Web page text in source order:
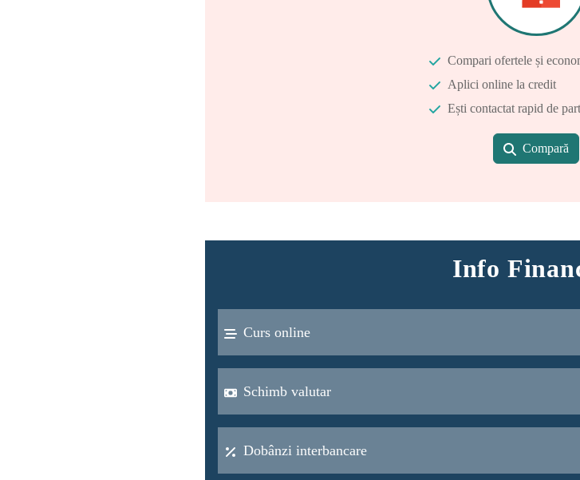
Compari ofertele și
Aplici online la credit
Ești contactat rapid de
Compară
Info
Curs online
Schimb valutar
Dobânzi interbancare